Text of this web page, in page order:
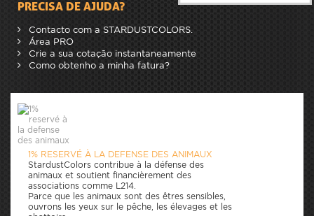
PRECISA DE AJUDA?
Contacto com a STARDUSTCOLORS.
Área PRO
Crie a sua cotação instantaneamente
Como obtenho a minha fatura?
1% RESERVÉ À LA DEFENSE DES ANIMAUX
StardustColors contribue à la défense des
animaux et soutient financièrement des
associations comme L214.
Parce que les animaux sont des êtres sensibles,
ouvrons les yeux sur le pêche, les élevages et les